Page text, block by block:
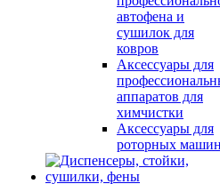
автофена и
сушилок для
ковров
Аксессуары для
аппаратов для
химчистки
Аксессуары для
роторных машин